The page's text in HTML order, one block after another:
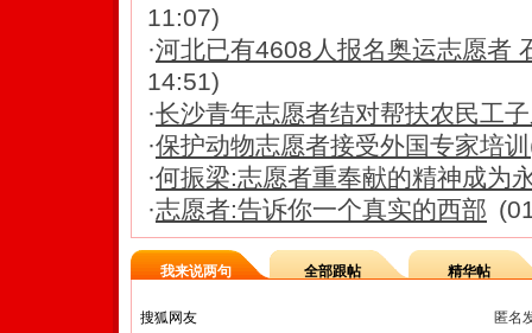
11:07)
·河北已有4608人报名奥运志愿者
14:51)
·长沙青年志愿者结对帮扶农民工
·保护动物志愿者接受外国专家培
·何振梁:志愿者重奉献的精神成为
·志愿者:告诉你一个真实的西部
我来说两句 全部跟帖 精华帖
匿名